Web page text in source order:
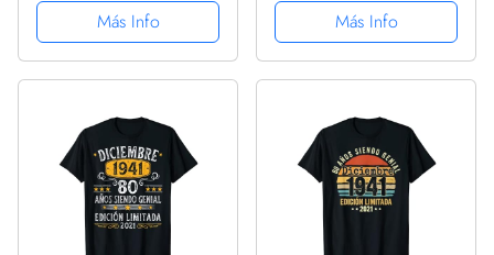
CamisetaMás Info
CamisetaMás Info